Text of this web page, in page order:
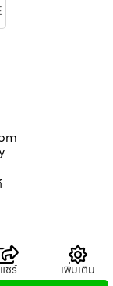
แชร์ เพิ่มเติม